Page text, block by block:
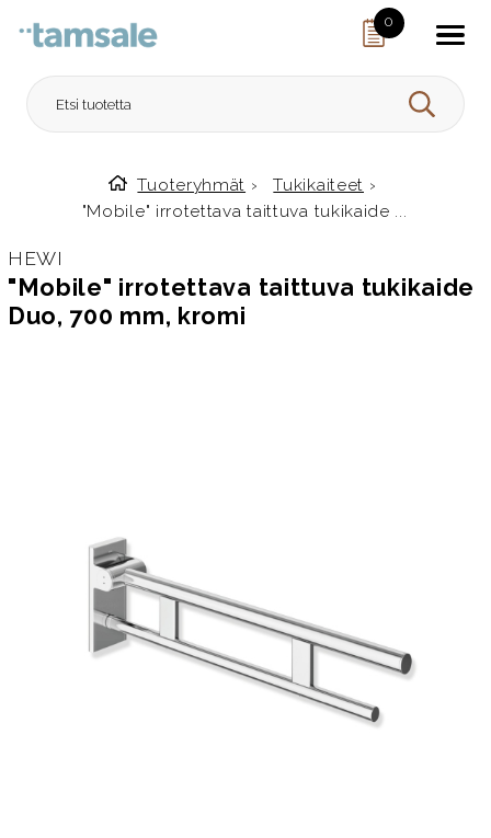
0
HAE
Etusivulle
Tuoteryhmät › Tukikaiteet ›
"Mobile" irrotettava taittuva tukikaide ...
HEWI
"Mobile" irrotettava taittuva tukikaide
Duo, 700 mm, kromi